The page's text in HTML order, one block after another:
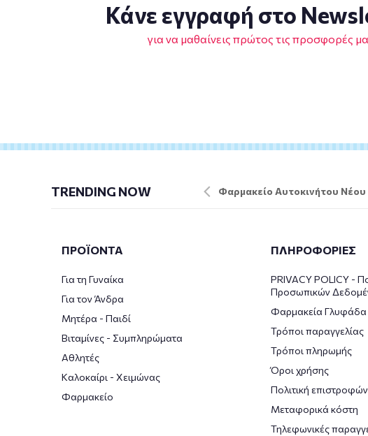
Κάνε εγγραφή στο
για να μαθαίνεις πρώτος τις προσφορές
TRENDING NOW Φαρμακείο Αυτοκινήτου
ΠΡΟΪΟΝΤΑ
Για τη Γυναίκα
Για τον Άνδρα
Μητέρα - Παιδί
Βιταμίνες - Συμπληρώματα
Αθλητές
Καλοκαίρι - Χειμώνας
Φαρμακείο
ΠΛΗΡΟΦΟΡΙΕΣ
PRIVACY POLICY -
Προσωπικών
Φαρμακεία Γλυφάδα
Τρόποι παραγγελίας
Τρόποι πληρωμής
Όροι χρήσης
Πολιτική επιστροφών
Μεταφορικά κόστη
Τηλεφωνικές